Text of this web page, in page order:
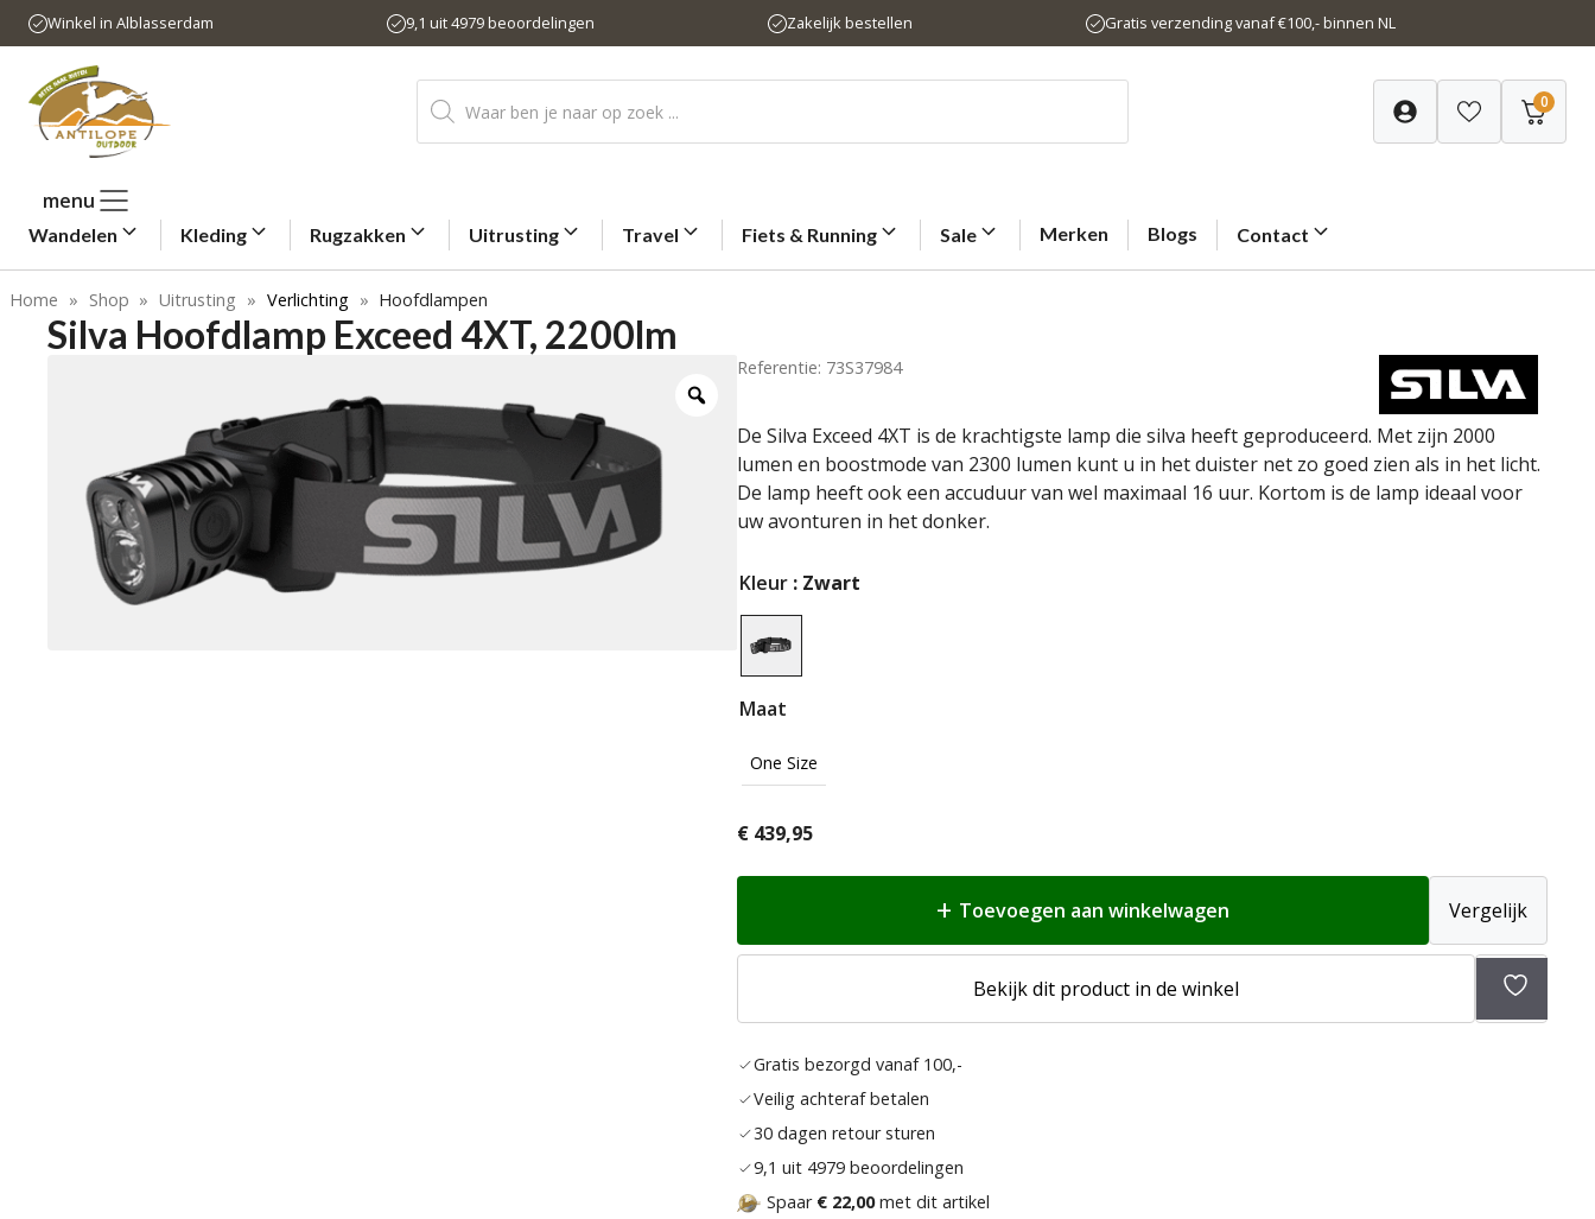
naar
inhoud
Winkel in Alblasserdam 9,1 uit 4979 beoordelingen Zakelijk bestellen Gratis verzending vanaf €100,- binnen NL
Producten
zoeken 0
menu
Wandelen Kleding Rugzakken Uitrusting Travel Fiets & Running Sale Merken Blogs Contact
Home » Shop » Uitrusting » Verlichting » Hoofdlampen
Silva Hoofdlamp Exceed 4XT, 2200lm
Referentie: 73S37984
De Silva Exceed 4XT is de krachtigste lamp die silva heeft geproduceerd. Met zijn 2000
lumen en boostmode van 2300 lumen kunt u in het duister net zo goed zien als in het licht.
De lamp heeft ook een accuduur van wel maximaal 16 uur. Kortom is de lamp ideaal voor
uw avonturen in het donker.
Kleur : Zwart
Maat
One Size
€ 439,95
Toevoegen aan winkelwagen Vergelijk
Bekijk dit product in de winkel
Gratis bezorgd vanaf 100,-
Veilig achteraf betalen
30 dagen retour sturen
9,1 uit 4979 beoordelingen
Spaar € 22,00met dit artikel